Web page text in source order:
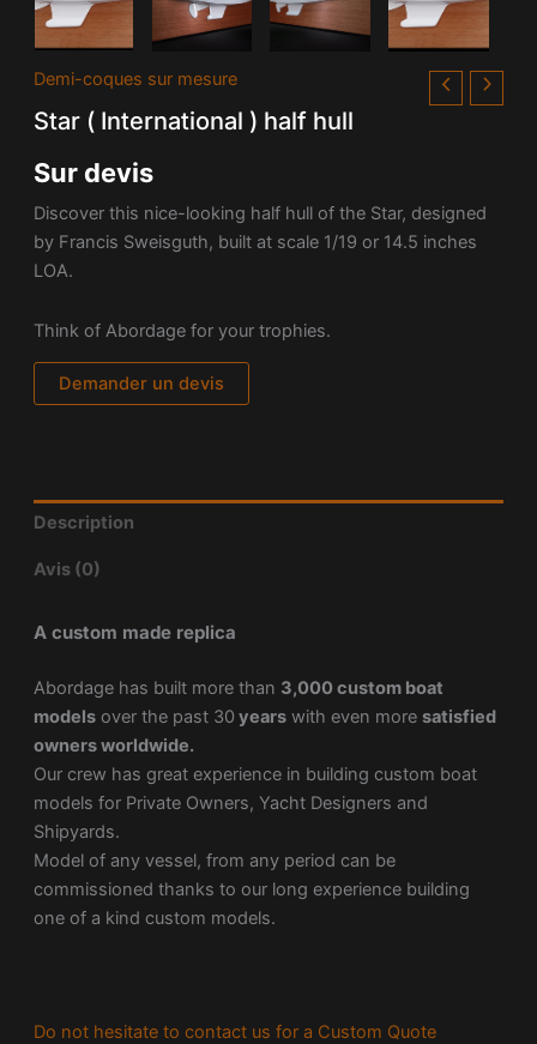
Demi-coques sur mesure
Star ( International ) half hull
Sur devis
Discover this nice-looking half hull of the Star, designed
by Francis Sweisguth, built atscale 1/19 or 14.5 inches
LOA.
Think of Abordage for your trophies.
Demander un devis
Description
Avis (0)
A custom made replica
Abordage has built more than 3,000 custom boat
modelsover the past 30 yearswith even more satisfied
owners worldwide.
Our crew has great experience in building custom boat
models for Private Owners, Yacht Designers and
Shipyards.
Model of any vessel, from any period can be
commissioned thanks to our long experience building
one of a kind custom models.
Do not hesitate to contact us for a Custom Quote